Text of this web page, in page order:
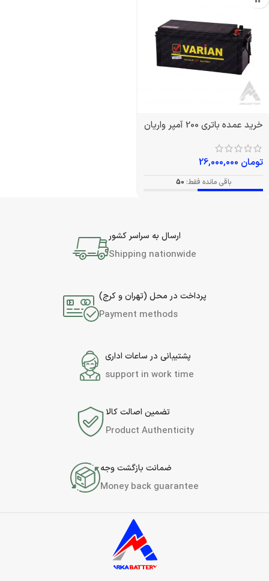
خرید عمده باتری 200 آمپر واریان
تومان
باقی مانده فقط: 50
ارسال به سراسر کشور
Shipping nationwide
پرداخت در محل (تهران و کرج)
Payment methods
پشتیبانی در ساعات اداری
support in work time
تضمین اصالت کالا
Product Authenticity
ضمانت بازگشت وجه
Money back guarantee